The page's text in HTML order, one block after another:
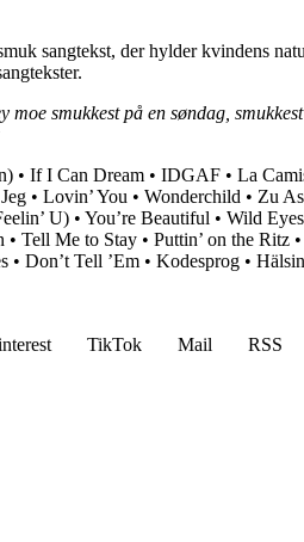
sangtekst, der hylder kvindens
smukkest på en søndag,
• If I Can Dream • IDGAF • La
• Lovin’ You • Wonderchild • Zu
U) • You’re Beautiful • Wild Eyes
• Tell Me to Stay • Puttin’ on the Ritz •
• Don’t Tell ’Em • Kodesprog •
TikTok Mail
RSS